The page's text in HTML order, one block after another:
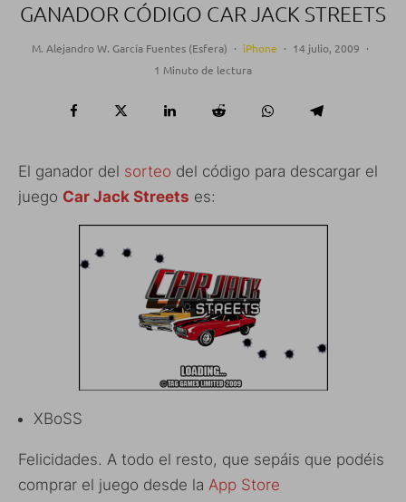
GANADOR CÓDIGO CAR JACK STREETS
M. Alejandro W. García Fuentes (Esfera) · iPhone · 14 julio, 2009 ·
1 Minuto de lectura
El ganador del sorteo del código para descargar el
juego Car Jack Streets es:
XBoSS
Felicidades. A todo el resto, que sepáis que podéis
comprar el juego desde la App Store